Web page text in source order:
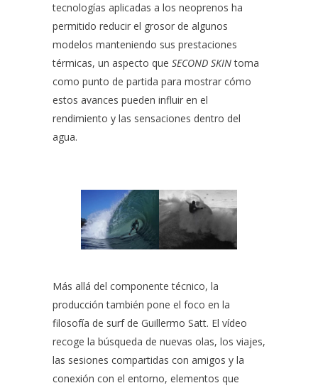
tecnologías aplicadas a los neoprenos ha
permitido reducir el grosor de algunos
modelos manteniendo sus prestaciones
térmicas, un aspecto que SECOND SKINtoma
como punto de partida para mostrar cómo
estos avances pueden influir en el
rendimiento y las sensaciones dentro del
agua.
Más allá del componente técnico, la
producción también pone el foco en la
filosofía de surf de Guillermo Satt. El vídeo
recoge la búsqueda de nuevas olas, los viajes,
las sesiones compartidas con amigos y la
conexión con el entorno, elementos que